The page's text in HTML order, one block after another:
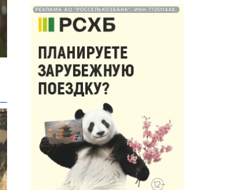
РЕКЛАМА АО "РОССЕЛЬХОЗБАНК". ИНН 772511448.